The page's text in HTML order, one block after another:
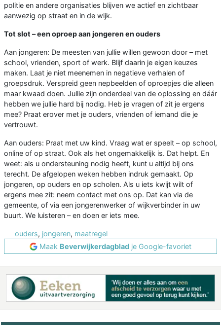
politie en andere organisaties blijven we actief en zichtbaar
aanwezig op straat en in de wijk.
Tot slot – een oproep aan jongeren en ouders
Aan jongeren: De meesten van jullie willen gewoon door – met
school, vrienden, sport of werk. Blijf daarin je eigen keuzes
maken. Laat je niet meenemen in negatieve verhalen of
groepsdruk. Verspreid geen nepbeelden of oproepjes die alleen
maar kwaad doen. Jullie zijn onderdeel van de oplossing en dáár
hebben we jullie hard bij nodig. Heb je vragen of zit je ergens
mee? Praat erover met je ouders, vrienden of iemand die je
vertrouwt.
Aan ouders: Praat met uw kind. Vraag wat er speelt – op school,
online of op straat. Ook als het ongemakkelijk is. Dat helpt. En
weet: als u ondersteuning nodig heeft, kunt u altijd bij ons
terecht. De afgelopen weken hebben indruk gemaakt. Op
jongeren, op ouders en op scholen. Als u iets kwijt wilt of
ergens mee zit: neem contact met ons op. Dat kan via de
gemeente, of via een jongerenwerker of wijkverbinder in uw
buurt. We luisteren – en doen er iets mee.
ouders, jongeren, maatregel
Maak Beverwijkerdagblad je Google-favoriet